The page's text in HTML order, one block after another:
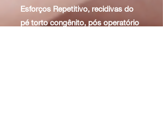
Esforços Repetitivo, recidivas do
pé torto congênito, pós operatório